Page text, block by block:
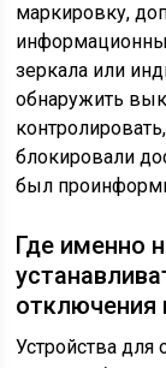
маркировку,
зеркала или
обнаружить
блокировали
был
Где именно
отключения
Устройства